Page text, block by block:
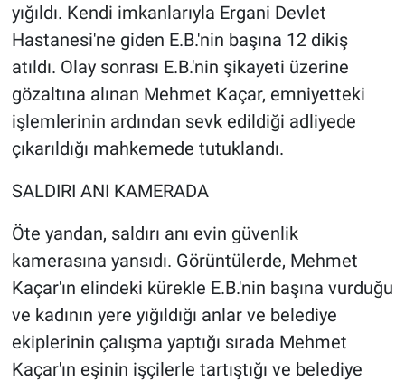
yığıldı. Kendi imkanlarıyla Ergani Devlet
Hastanesi'ne giden E.B.'nin başına 12 dikiş
atıldı. Olay sonrası E.B.'nin şikayeti üzerine
gözaltına alınan Mehmet Kaçar, emniyetteki
işlemlerinin ardından sevk edildiği adliyede
çıkarıldığı mahkemede tutuklandı.
SALDIRI ANI KAMERADA
Öte yandan, saldırı anı evin güvenlik
kamerasına yansıdı. Görüntülerde, Mehmet
Kaçar'ın elindeki kürekle E.B.'nin başına vurduğu
ve kadının yere yığıldığı anlar ve belediye
ekiplerinin çalışma yaptığı sırada Mehmet
Kaçar'ın eşinin işçilerle tartıştığı ve belediye
Yerel Yaşam
Canlı Yayın